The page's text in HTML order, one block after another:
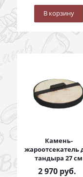
В корзину
Камень-
жароотсекатель
тандыра 27 см
2 970руб.